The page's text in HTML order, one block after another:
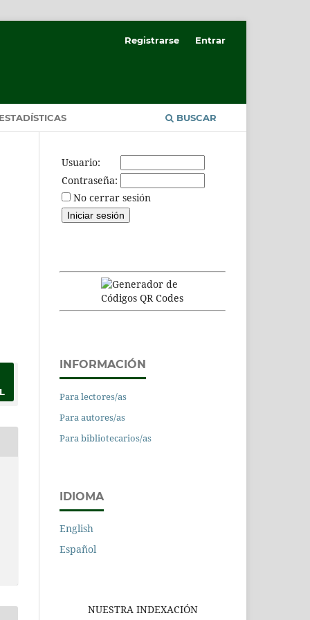
BUSCAR
Registrarse Entrar
Usuario:
Contraseña:
No cerrar sesión
INFORMACIÓN
Para lectores/as
Para autores/as
Para bibliotecarios/as
IDIOMA
English
Español
NUESTRA INDEXACIÓN